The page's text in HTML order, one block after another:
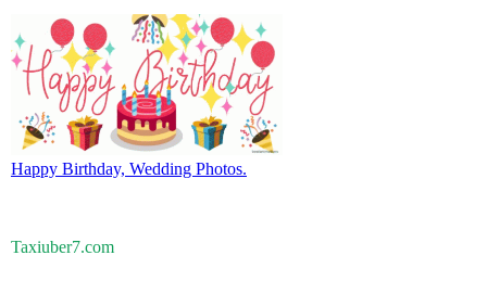
Happy Birthday, Wedding Photos.
Taxiuber7.com